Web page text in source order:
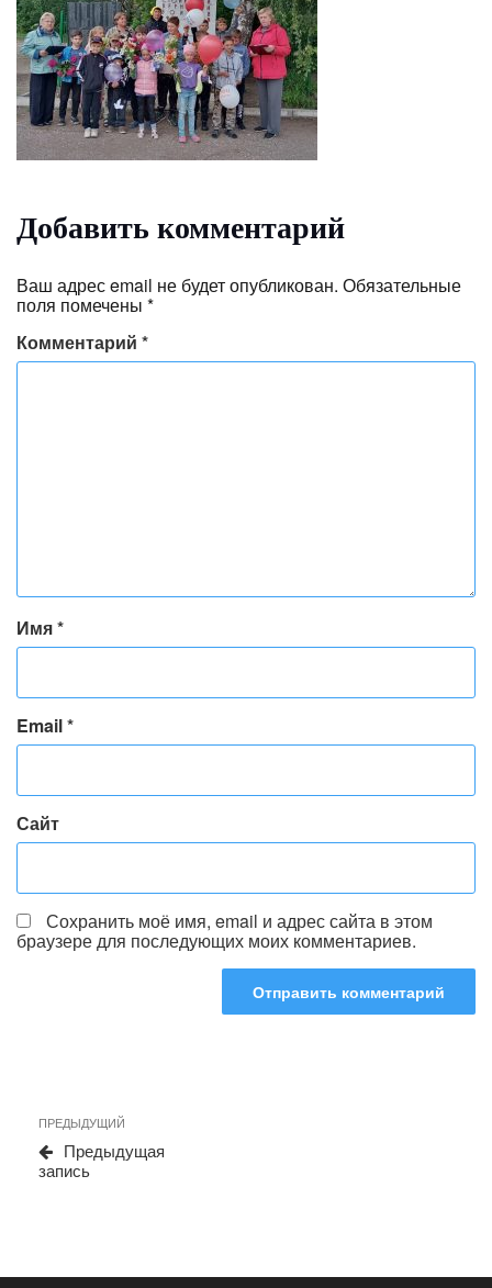
Добавить комментарий
Ваш адрес email не будет опубликован. Обязательные
поля помечены *
Комментарий *
Имя*
Email*
Сайт
Сохранить моё имя, email и адрес сайта в этом
браузере для последующих моих комментариев.
записям
Предыдущая
запись
ПРЕДЫДУЩИЙ
Предыдущая
запись